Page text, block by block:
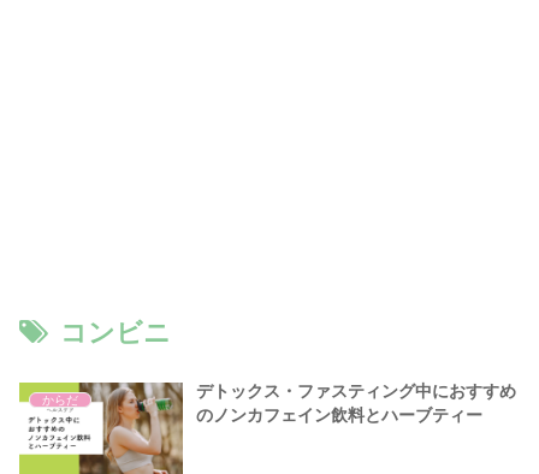
コンビニ
からだ
デトックス・ファスティング中におすすめ
のノンカフェイン飲料とハーブティー